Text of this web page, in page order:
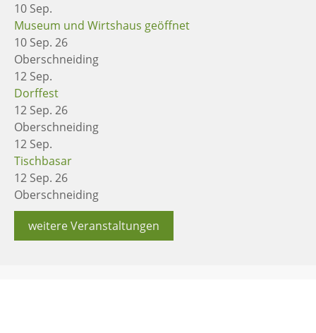
10 Sep.
Museum und Wirtshaus geöffnet
10 Sep. 26
Oberschneiding
12 Sep.
Dorffest
12 Sep. 26
Oberschneiding
12 Sep.
Tischbasar
12 Sep. 26
Oberschneiding
weitere Veranstaltungen